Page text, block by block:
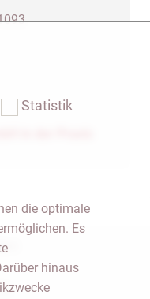
Statistik
die optimale
Es
hinaus